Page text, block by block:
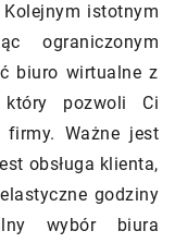
istotnym
ograniczonym
biuro wirtualne z
który pozwoli Ci
Ważne jest
obsługa klienta,
godziny
wybór biura